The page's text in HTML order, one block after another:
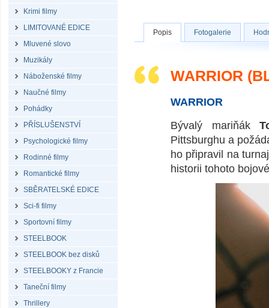
Krimi filmy
LIMITOVANÉ EDICE
Mluvené slovo
Muzikály
Náboženské filmy
Naučné filmy
Pohádky
PŘÍSLUŠENSTVÍ
Psychologické filmy
Rodinné filmy
Romantické filmy
SBĚRATELSKÉ EDICE
Sci-fi filmy
Sportovní filmy
STEELBOOK
STEELBOOK bez disků
STEELBOOKY z Francie
Taneční filmy
Thrillery
Popis Fotogalerie
WARRIOR
WARRIOR
Bývalý mariňák
Pittsburghu a
ho připravil na
historii tohoto